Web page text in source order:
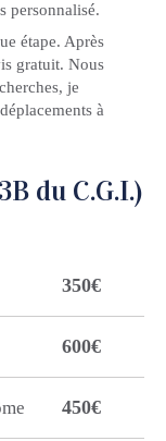
personnalisé.
étape. Après
gratuit. Nous
je
à
du C.G.I.)
350€
600€
450€